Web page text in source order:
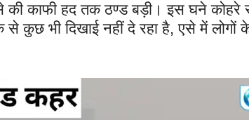
की काफी हद तक ठण्ड बड़ी। इस घने
से कुछ भी दिखाई नहीं दे रहा है, एसे में लोगों